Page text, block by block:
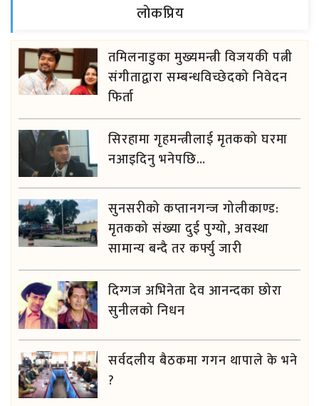
लाेकप्रिय
तमिलनाडुका मुख्यमन्त्री विजयकी पत्नी
संगीताद्वारा सम्बन्धविच्छेदको निवेदन
फिर्ता
सिरहामा गृहमन्त्रीलाई मृतकको घरमा
नआइदिनु भनेपछि…
सुनसरीको कप्तानगन्ज गोलीकाण्ड:
मृतकको संख्या दुई पुग्यो, अवस्था
सामान्य बन्दै तर कर्फ्यु जारी
दिग्गज अभिनेता देव आनन्दका छोरा
सुनीलको निधन
सर्वदलीय बैठकमा गगन थापाले के भने
?